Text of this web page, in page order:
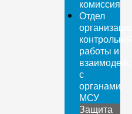
комиссия
Отдел
работы и
с
органами
МСУ
Защита